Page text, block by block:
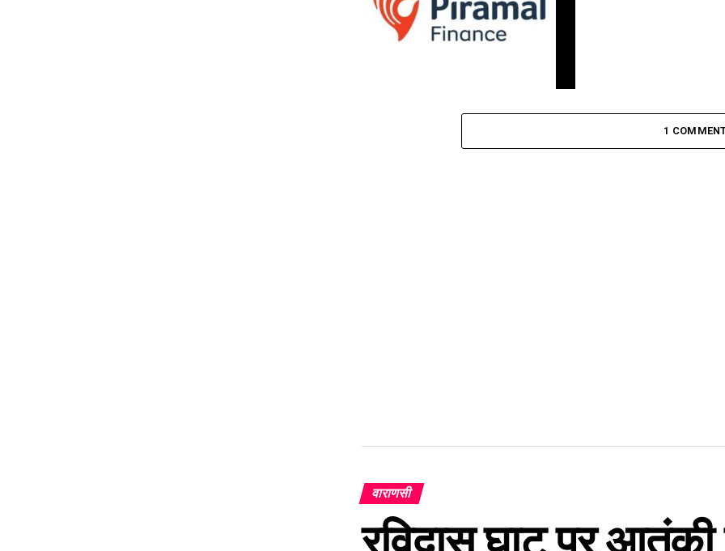
Piramal Finance को लोन के लिए चार्ज भी दो
1
वाराणसी
रविदास घाट पर